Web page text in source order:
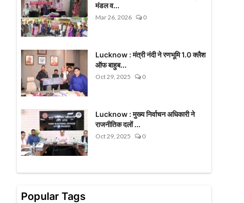
मंडल व...
Mar 26, 2026 0
Lucknow : मंत्री नंदी ने रणभूमि 1.0 क्लैश
ऑफ बाहुब...
Oct 29, 2025 0
Lucknow : मुख्य निर्वाचन अधिकारी ने
राजनीतिक दलों ...
Oct 29, 2025 0
Popular Tags